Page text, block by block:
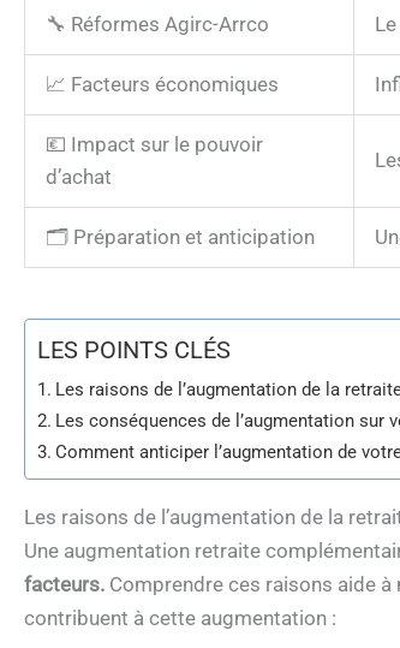
🔧 Réformes Agirc-Arrco
📈 Facteurs économiques
💶 Impact sur le pouvoir
d’achat
🗂️ Préparation et anticipation
LES POINTS CLÉS
Les raisons de l’augmentation de la
Les conséquences de l’augmentation sur
Comment anticiper l’augmentation de
Les raisons de l’augmentation de la
Une augmentation retraite
facteurs. Comprendre ces raisons aide à
contribuent à cette augmentation :